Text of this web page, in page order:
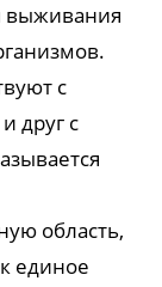
выживания
с
друг с
область,
единое